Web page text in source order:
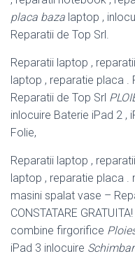
placa baza laptop ,
Reparatii de Top Srl.
Reparatii laptop ,
laptop , reparatie placa .
Reparatii de Top Srl
inlocuire Baterie iPad 2 ,
Folie,
Reparatii laptop ,
laptop , reparatie placa .
masini spalat vase –
CONSTATARE
combine firgorifice
iPad 3 inlocuire